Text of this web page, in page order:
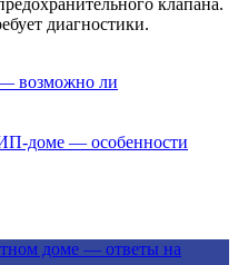
диагностики.
возможно ли
доме — особенности